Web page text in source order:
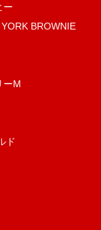
ー
BROWNIE
M
ド